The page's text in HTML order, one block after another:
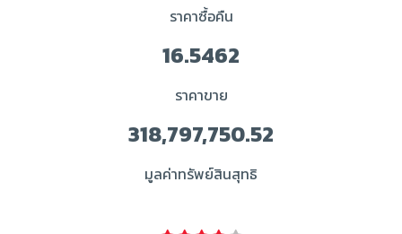
ราคาซื้อคืน
16.5462
ราคาขาย
318,797,750.52
มูลค่าทรัพย์สินสุทธิ